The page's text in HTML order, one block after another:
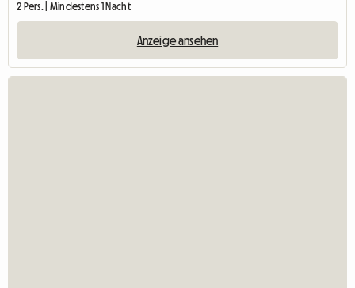
2 Pers. | Mindestens 1 Nacht
Anzeige ansehen